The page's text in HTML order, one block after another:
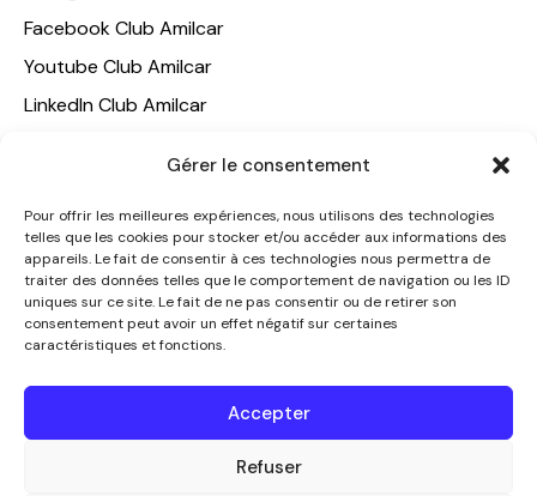
Gérer le consentement
Pour offrir les meilleures expériences, nous utilisons des technologies
telles que les cookies pour stocker et/ou accéder aux informations des
appareils. Le fait de consentir à ces technologies nous permettra de
traiter des données telles que le comportement de navigation ou les ID
uniques sur ce site. Le fait de ne pas consentir ou de retirer son
consentement peut avoir un effet négatif sur certaines
caractéristiques et fonctions.
Accepter
Refuser
Facebook Club Amilcar
Youtube Club Amilcar
LinkedIn Club Amilcar
NOTRE GROUPE
ACCUEIL
AMILCAR TRAVEL CLUB
CLUB AMILCAR, Club d'affaires international
AGENCE MEDIANE
CONTACT
+33 7 49 60 92 02